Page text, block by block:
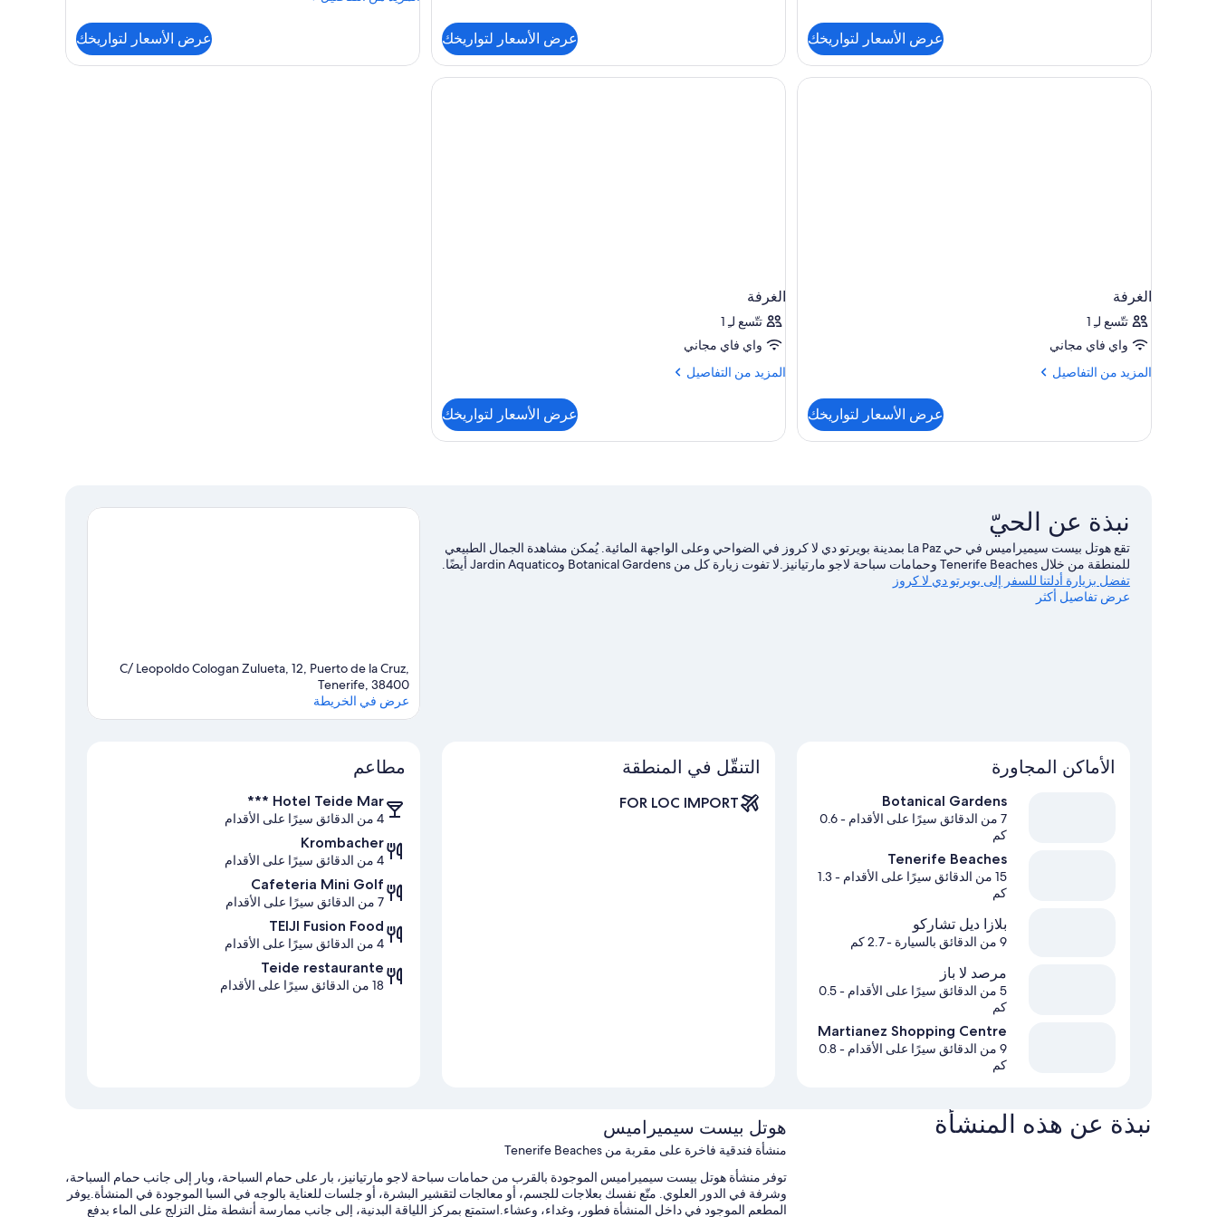
عرض الأسعار لتواريخك
children)
عرض الأسعار لتواريخك
الغرفة
عرض الأسعار لتواريخك
الغرفة
تتّسع لـِ 1
واي فاي مجاني
المزيد من التفاصيل
المزيد
الغرفة
عرض الأسعار لتواريخك
الغرفة
تتّسع لـِ 1
واي فاي مجاني
المزيد من التفاصيل
المزيد
الغرفة
عرض الأسعار لتواريخك
نبذة عن الحيّ
تقع هوتل بيست سيميراميس في حي La Paz بمدينة بويرتو دي لا كروز في الضواحي وعلى الواجهة المائية. يُمكن مشاهدة الجمال الطبيعي
للمنطقة من خلال Tenerife Beaches وحمامات سباحة لاجو مارتيانيز.لا تفوت زيارة كل من Botanical Gardens وJardin Aquatico أيضًا.
تفضل بزيارة أدلتنا للسفر إلى بويرتو دي لا كروز
عرض تفاصيل أكثر
C/ Leopoldo Cologan Zulueta, 12, Puerto de la Cruz,
Tenerife, 38400
عرض في الخريطة
الأماكن المجاورة
Botanical Gardens
7 من الدقائق سيرًا على الأقدام
- 0.6
كم
Tenerife Beaches
15 من الدقائق سيرًا على الأقدام
- 1.3
كم
بلازا ديل تشاركو
9 من الدقائق بالسيارة - 2.7 كم
مرصد لا باز
5 من الدقائق سيرًا على الأقدام
- 0.5
كم
Martianez Shopping Centre
9 من الدقائق سيرًا على الأقدام
- 0.8
كم
التنقّل في المنطقة
FOR LOC IMPORT
مطاعم
Hotel Teide Mar ***
4 من الدقائق سيرًا على الأقدام
Krombacher
4 من الدقائق سيرًا على الأقدام
Cafeteria Mini Golf
7 من الدقائق سيرًا على الأقدام
TEIJI Fusion Food
4 من الدقائق سيرًا على الأقدام
Teide restaurante
18 من الدقائق سيرًا على الأقدام
نبذة عن هذه المنشأة هوتل بيست سيميراميس
منشأة فندقية فاخرة على مقربة من Tenerife Beaches
توفر منشأة هوتل بيست سيميراميس الموجودة بالقرب من حمامات سباحة لاجو مارتيانيز، بار على حمام السباحة، وبار إلى جانب حمام السباحة،
وشرفة في الدور العلوي. متّع نفسك بعلاجات للجسم، أو معالجات لتقشير البشرة، أو جلسات للعناية بالوجه في السبا الموجودة في المنشأة.يوفر
المطعم الموجود في داخل المنشأة فطور، وغداء، وعشاء.استمتع بمركز اللياقة البدنية، إلى جانب ممارسة أنشطة مثل التزلج على الماء بدفع